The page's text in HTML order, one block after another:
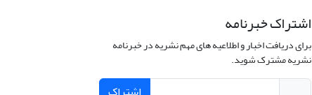
اشتراک خبرنامه
برای دریافت اخبار و اطلاعیه های مهم نشریه در خبرنامه
نشریه مشترک شوید.